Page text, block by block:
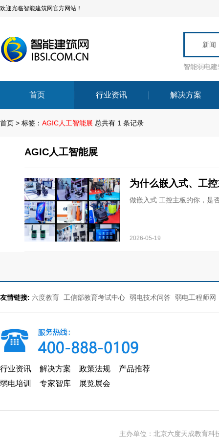
欢迎光临智能建筑网官方网站！
新闻
智能弱电建
首页 行业资讯 解决方案
首页 > 标签： AGIC人工智能展 总共有 1 条记录
AGIC人工智能展
为什么嵌入式、工
做嵌入式 工控主板的你，是
2026-05-19
友情链接: 六度教育 工信部教育考试中心 弱电技术问答 弱电工程师网
行业资讯 解决方案 政策法规
产品推荐
弱电培训
专家智库 展览展会
主办单位：北京六度天成教育